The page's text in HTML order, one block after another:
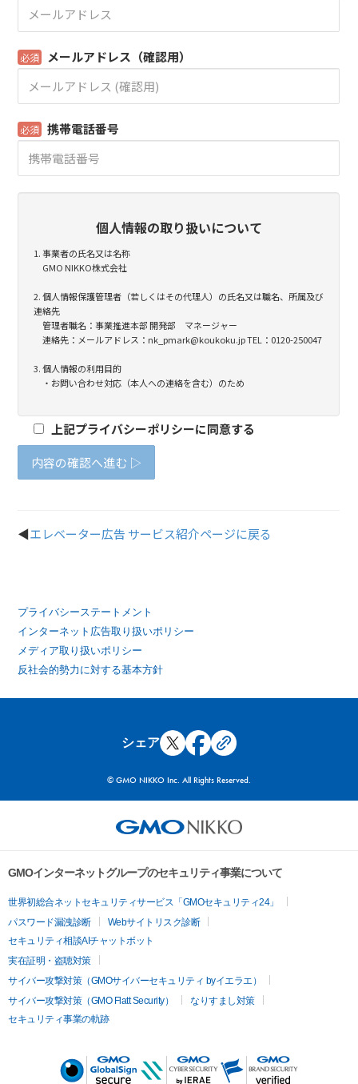
プライバシーステートメント
インターネット広告取り扱いポリシー
メディア取り扱いポリシー
反社会的勢力に対する基本方針
シェア
© GMO NIKKO Inc. All Rights Reserved.
GMOインターネットグループのセキュリティ事業について
世界初総合ネットセキュリティサービス「GMOセキュリティ24」
パスワード漏洩診断
Webサイトリスク診断
セキュリティ相談AIチャットボット
実在証明・盗聴対策
サイバー攻撃対策（GMOサイバーセキュリティ byイエラエ）
サイバー攻撃対策（GMO Flatt Security）
なりすまし対策
セキュリティ事業の軌跡